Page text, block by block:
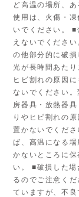
ど高温の場所、
使用は、火傷・
いでください。 ■
えないでくださ
の他部分的に破
光が長時間あた
ヒビ割れの原因
ないでください
房器具・放熱器
りやヒビ割れの
置かないでくだ
ば、高温になる
かないところに
い。 ■破損した場
るのでご注意く
ていますが、不良